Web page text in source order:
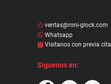
ventas@roni-glock.com
Whatsapp
Visitanos con previa cita
Siguenos en: